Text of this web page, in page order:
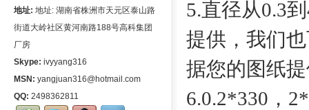
地址: 地址: 湖南省株洲市天元区泰山路
街道大岭社区黄河南路188号高科集团
厂房
Skype: ivyyang316
MSN: yangjuan316@hotmail.com
QQ: 2498362811
5.直径从0.3
提供，我们
据您的图纸
6.0.2*330，